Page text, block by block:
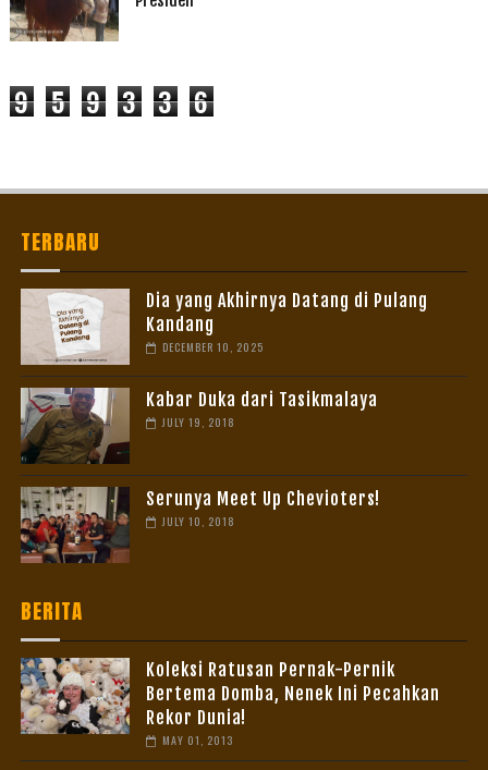
9 5 9 3 3 6
TERBARU
Dia yang Akhirnya Datang di Pulang
Kandang
DECEMBER 10, 2025
Kabar Duka dari Tasikmalaya
JULY 19, 2018
Serunya Meet Up Chevioters!
JULY 10, 2018
BERITA
Koleksi Ratusan Pernak-Pernik
Bertema Domba, Nenek Ini Pecahkan
Rekor Dunia!
MAY 01, 2013